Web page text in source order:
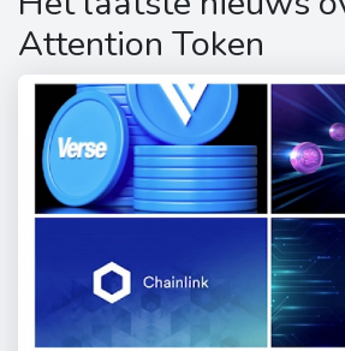
Attention Token